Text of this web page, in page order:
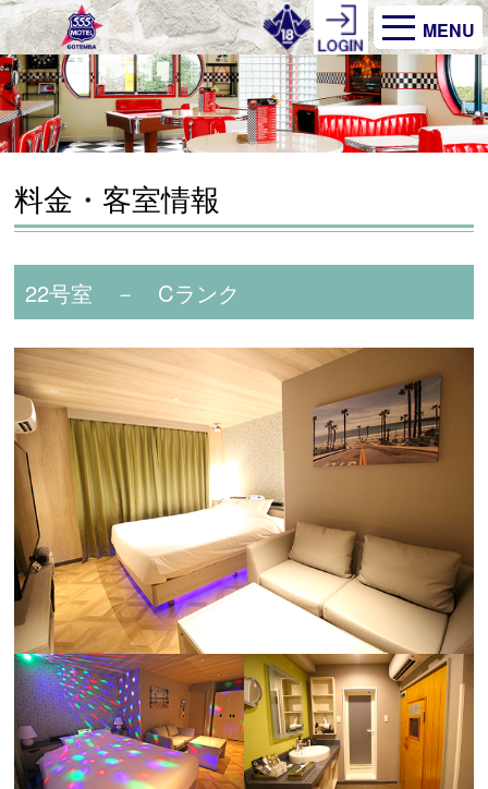
MENU
料金・客室情報
22号室 － Cランク